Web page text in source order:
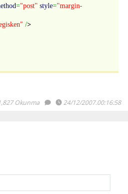
="post" style="margin-
/>
Okunma 24/12/2007.00:16:58